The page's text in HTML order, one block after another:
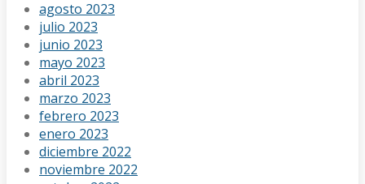
agosto 2023
julio 2023
junio 2023
mayo 2023
abril 2023
marzo 2023
febrero 2023
enero 2023
diciembre 2022
noviembre 2022